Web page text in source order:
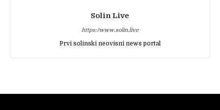
Solin Live
https://www.solin.live
Prvi solinski neovisni news portal